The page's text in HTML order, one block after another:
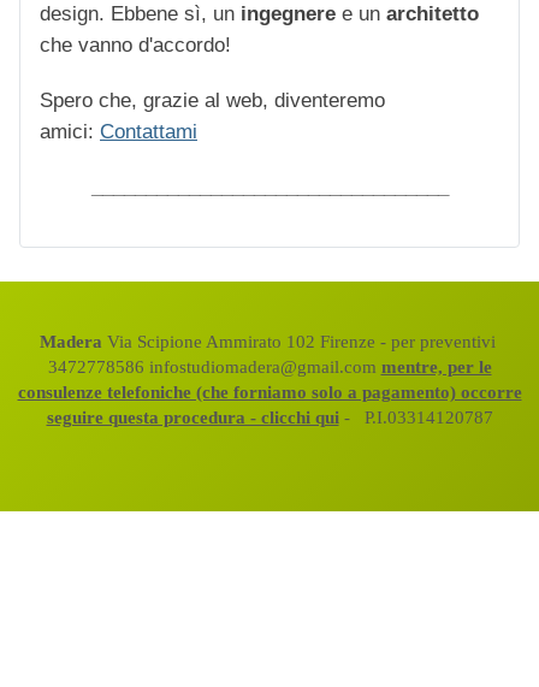
design. Ebbene sì, un ingegnere e un architetto
che vanno d'accordo!
Spero che, grazie al web, diventeremo
amici: Contattami
Madera Via Scipione Ammirato 102 Firenze - per preventivi
3472778586 infostudiomadera@gmail.com mentre, per le
consulenze telefoniche (che forniamo solo a pagamento) occorre
seguire questa procedura - clicchi qui - P.I.03314120787